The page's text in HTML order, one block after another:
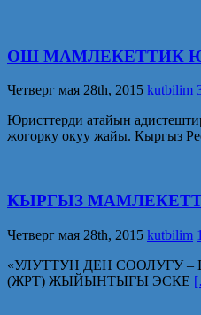
ОШ МАМЛЕКЕТТИК
Четверг мая 28th, 2015 kutbilim
Юристтерди атайын
жогорку окуу жайы. Кыргыз
КЫРГЫЗ
Четверг мая 28th, 2015 kutbilim 1
«УЛУТТУН ДЕН СООЛУГУ –
(ЖРТ) ЖЫЙЫНТЫГЫ ЭСКЕ